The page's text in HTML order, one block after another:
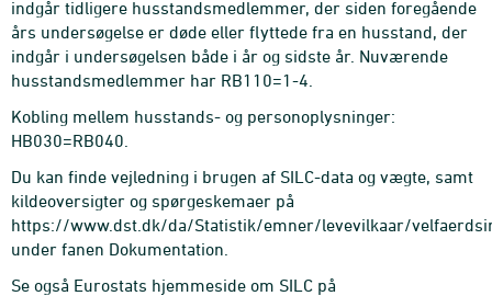
indgår tidligere husstandsmedlemmer, der siden foregående
års undersøgelse er døde eller flyttede fra en husstand, der
indgår i undersøgelsen både i år og sidste år. Nuværende
husstandsmedlemmer har RB110=1-4.
Kobling mellem husstands- og personoplysninger:
HB030=RB040.
Du kan finde vejledning i brugen af SILC-data og vægte, samt
kildeoversigter og spørgeskemaer på
https://www.dst.dk/da/Statistik/emner/levevilkaar/
under fanen Dokumentation.
Se også Eurostats hjemmeside om SILC på